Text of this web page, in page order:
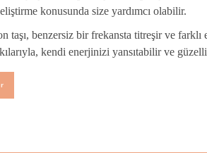
konusunda size yardımcı olabilir.
taşı, benzersiz bir frekansta titreşir ve
kendi enerjinizi yansıtabilir ve